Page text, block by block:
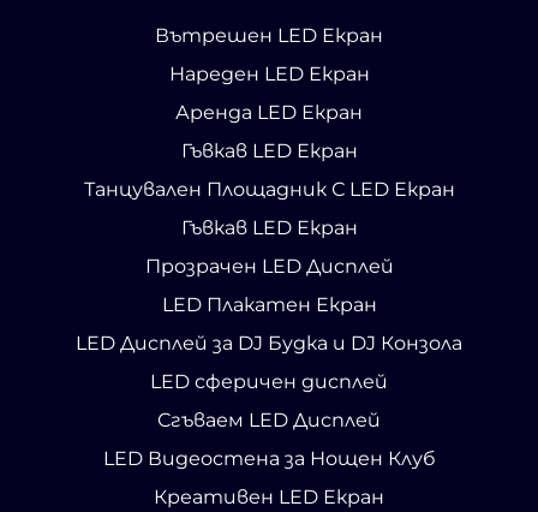
Вътрешен LED Екран
Нареден LED Екран
Аренда LED Екран
Гъвкав LED Екран
Танцувален Площадник С LED Екран
Гъвкав LED Екран
Прозрачен LED Дисплей
LED Плакатен Екран
LED Дисплей за DJ Будка и DJ Конзола
LED сферичен дисплей
Сгъваем LED Дисплей
LED Видеостена за Нощен Клуб
Креативен LED Екран